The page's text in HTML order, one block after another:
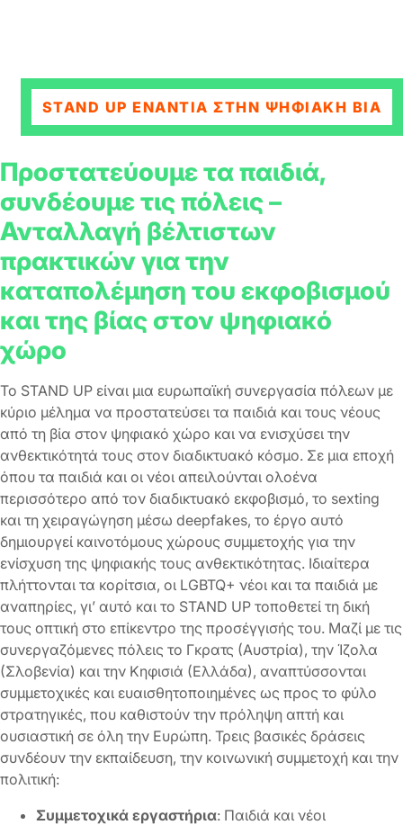
STAND UP ΕΝΆΝΤΙΑ ΣΤΗΝ ΨΗΦΙΑΚΉ ΒΊΑ
Προστατεύουμε τα παιδιά,
συνδέουμε τις πόλεις –
Ανταλλαγή βέλτιστων
πρακτικών για την
καταπολέμηση του εκφοβισμού
και της βίας στον ψηφιακό
χώρο
Το STAND UP είναι μια ευρωπαϊκή συνεργασία πόλεων με
κύριο μέλημα να προστατεύσει τα παιδιά και τους νέους
από τη βία στον ψηφιακό χώρο και να ενισχύσει την
ανθεκτικότητά τους στον διαδικτυακό κόσμο. Σε μια εποχή
όπου τα παιδιά και οι νέοι απειλούνται ολοένα
περισσότερο από τον διαδικτυακό εκφοβισμό, το sexting
και τη χειραγώγηση μέσω deepfakes, το έργο αυτό
δημιουργεί καινοτόμους χώρους συμμετοχής για την
ενίσχυση της ψηφιακής τους ανθεκτικότητας. Ιδιαίτερα
πλήττονται τα κορίτσια, οι LGBTQ+ νέοι και τα παιδιά με
αναπηρίες, γι’ αυτό και το STAND UP τοποθετεί τη δική
τους οπτική στο επίκεντρο της προσέγγισής του. Μαζί με τις
συνεργαζόμενες πόλεις το Γκρατς (Αυστρία), την Ίζολα
(Σλοβενία) και την Κηφισιά (Ελλάδα), αναπτύσσονται
συμμετοχικές και ευαισθητοποιημένες ως προς το φύλο
στρατηγικές, που καθιστούν την πρόληψη απτή και
ουσιαστική σε όλη την Ευρώπη. Τρεις βασικές δράσεις
συνδέουν την εκπαίδευση, την κοινωνική συμμετοχή και την
πολιτική:
Συμμετοχικά εργαστήρια: Παιδιά και νέοι